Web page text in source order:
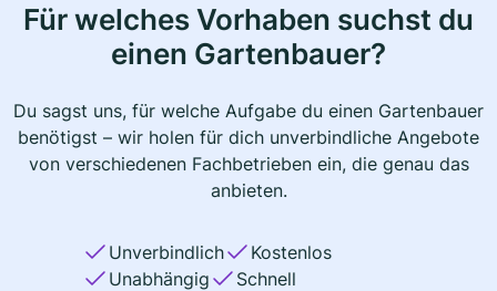
Für welches Vorhaben suchst du
einen Gartenbauer?
Du sagst uns, für welche Aufgabe du einen Gartenbauer
benötigst – wir holen für dich unverbindliche Angebote
von verschiedenen Fachbetrieben ein, die genau das
anbieten.
Unverbindlich
Kostenlos
Unabhängig
Schnell